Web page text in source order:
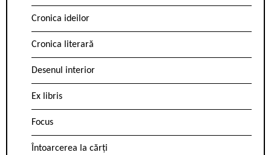
Cronica ideilor
Cronica literară
Desenul interior
Ex libris
Focus
Întoarcerea la cărți